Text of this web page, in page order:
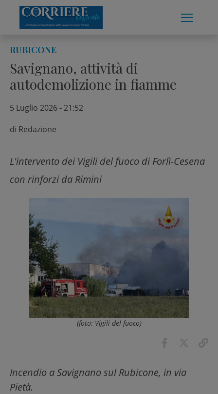
content
RUBICONE
Savignano, attività di
autodemolizione in fiamme
5 Luglio 2026 - 21:52
di Redazione
L'intervento dei Vigili del fuoco di Forlì-Cesena
con rinforzi da Rimini
(foto: Vigili del fuoco)
Incendio a Savignano sul Rubicone, in via
Pietà.